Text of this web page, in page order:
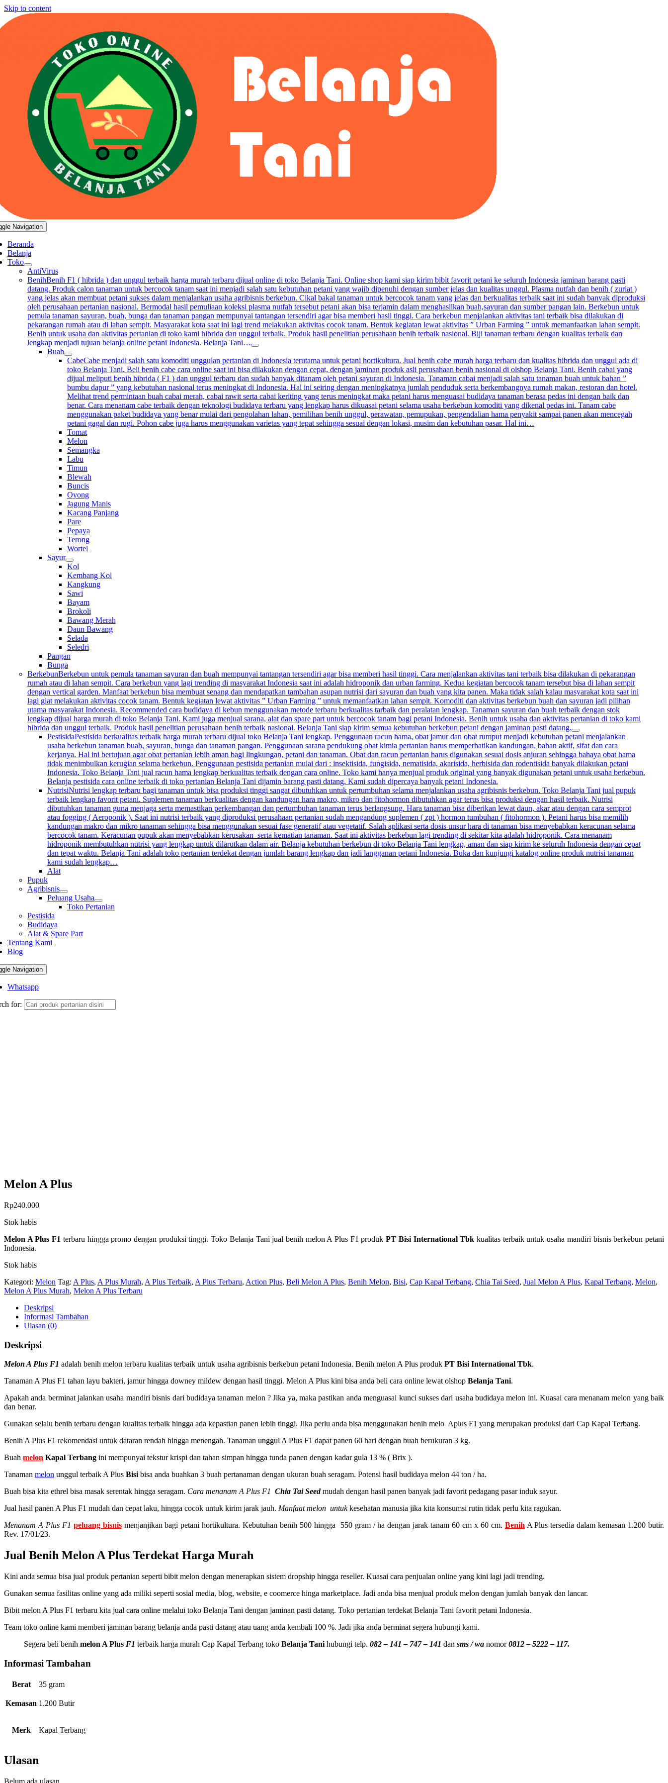
Skip to content
Navigation
Beranda
Belanja
Toko
AntiVirus
BenihBenih F1 ( hibrida ) dan unggul terbaik harga murah terbaru dijual online di toko Belanja Tani. Online shop kami siap kirim bibit favorit petani ke seluruh Indonesia jaminan barang pasti
datang. Produk calon tanaman untuk bercocok tanam saat ini menjadi salah satu kebutuhan petani yang wajib dipenuhi dengan sumber jelas dan kualitas unggul. Plasma nutfah dan benih ( zuriat )
yang jelas akan membuat petani sukses dalam menjalankan usaha agribisnis berkebun. Cikal bakal tanaman untuk bercocok tanam yang jelas dan berkualitas terbaik saat ini sudah banyak diproduksi
oleh perusahaan pertanian nasional. Bermodal hasil pemuliaan koleksi plasma nutfah tersebut petani akan bisa terjamin dalam menghasilkan buah,sayuran dan sumber pangan lain. Berkebun untuk
pemula tanaman sayuran, buah, bunga dan tanaman pangan mempunyai tantangan tersendiri agar bisa memberi hasil tinggi. Cara berkebun menjalankan aktivitas tani terbaik bisa dilakukan di
pekarangan rumah atau di lahan sempit. Masyarakat kota saat ini lagi trend melakukan aktivitas cocok tanam. Bentuk kegiatan lewat aktivitas ” Urban Farming ” untuk memanfaatkan lahan sempit.
Benih untuk usaha dan aktivitas pertanian di toko kami hibrida dan unggul terbaik. Produk hasil penelitian perusahaan benih terbaik nasional. Biji tanaman terbaru dengan kualitas terbaik dan
lengkap menjadi tujuan belanja online petani Indonesia. Belanja Tani…
Buah
CabeCabe menjadi salah satu komoditi unggulan pertanian di Indonesia terutama untuk petani hortikultura. Jual benih cabe murah harga terbaru dan kualitas hibrida dan unggul ada di
toko Belanja Tani. Beli benih cabe cara online saat ini bisa dilakukan dengan cepat, dengan jaminan produk asli perusahaan benih nasional di olshop Belanja Tani. Benih cabai yang
dijual meliputi benih hibrida ( F1 ) dan unggul terbaru dan sudah banyak ditanam oleh petani sayuran di Indonesia. Tanaman cabai menjadi salah satu tanaman buah untuk bahan ”
bumbu dapur ” yang kebutuhan nasional terus meningkat di Indonesia. Hal ini seiring dengan meningkatnya jumlah penduduk serta berkembangnya rumah makan, restoran dan hotel.
Melihat trend permintaan buah cabai merah, cabai rawit serta cabai keriting yang terus meningkat maka petani harus menguasai budidaya tanaman berasa pedas ini dengan baik dan
benar. Cara menanam cabe terbaik dengan teknologi budidaya terbaru yang lengkap harus dikuasai petani selama usaha berkebun komoditi yang dikenal pedas ini. Tanam cabe
menggunakan paket budidaya yang benar mulai dari pengolahan lahan, pemilihan benih unggul, perawatan, pemupukan, pengendalian hama penyakit sampai panen akan mencegah
petani gagal dan rugi. Pohon cabe juga harus menggunakan varietas yang tepat sehingga sesuai dengan lokasi, musim dan kebutuhan pasar. Hal ini…
Tomat
Melon
Semangka
Labu
Timun
Blewah
Buncis
Oyong
Jagung Manis
Kacang Panjang
Pare
Pepaya
Terong
Wortel
Sayur
Kol
Kembang Kol
Kangkung
Sawi
Bayam
Brokoli
Bawang Merah
Daun Bawang
Selada
Seledri
Pangan
Bunga
BerkebunBerkebun untuk pemula tanaman sayuran dan buah mempunyai tantangan tersendiri agar bisa memberi hasil tinggi. Cara menjalankan aktivitas tani terbaik bisa dilakukan di pekarangan
rumah atau di lahan sempit. Cara berkebun yang lagi trending di masyarakat Indonesia saat ini adalah hidroponik dan urban farming. Kedua kegiatan bercocok tanam tersebut bisa di lahan sempit
dengan vertical garden. Manfaat berkebun bisa membuat senang dan mendapatkan tambahan asupan nutrisi dari sayuran dan buah yang kita panen. Maka tidak salah kalau masyarakat kota saat ini
lagi giat melakukan aktivitas cocok tanam. Bentuk kegiatan lewat aktivitas ” Urban Farming ” untuk memanfaatkan lahan sempit. Komoditi dan aktivitas berkebun buah dan sayuran jadi pilihan
utama masyarakat Indonesia. Recommended cara budidaya di kebun menggunakan metode terbaru berkualitas tarbaik dan peralatan lengkap. Tanaman sayuran dan buah terbaik dengan stok
lengkap dijual harga murah di toko Belanja Tani. Kami juga menjual sarana, alat dan spare part untuk bercocok tanam bagi petani Indonesia. Benih untuk usaha dan aktivitas pertanian di toko kami
hibrida dan unggul terbaik. Produk hasil penelitian perusahaan benih terbaik nasional. Belanja Tani siap kirim semua kebutuhan berkebun petani dengan jaminan pasti datang.
PestisidaPestisida berkualitas terbaik harga murah terbaru dijual toko Belanja Tani lengkap. Penggunaan racun hama, obat jamur dan obat rumput menjadi kebutuhan petani menjalankan
usaha berkebun tanaman buah, sayuran, bunga dan tanaman pangan. Penggunaan sarana pendukung obat kimia pertanian harus memperhatikan kandungan, bahan aktif, sifat dan cara
kerjanya. Hal ini bertujuan agar obat pertanian lebih aman bagi lingkungan, petani dan tanaman. Obat dan racun pertanian harus digunakan sesuai dosis anjuran sehingga bahaya obat hama
tidak menimbulkan kerugian selama berkebun. Penggunaan pestisida pertanian mulai dari : insektisida, fungisida, nematisida, akarisida, herbisida dan rodentisida banyak dilakukan petani
Indonesia. Toko Belanja Tani jual racun hama lengkap berkualitas terbaik dengan cara online. Toko kami hanya menjual produk original yang banyak digunakan petani untuk usaha berkebun.
Belanja pestisida cara online terbaik di toko pertanian Belanja Tani dijamin barang pasti datang. Kami sudah dipercaya banyak petani Indonesia.
NutrisiNutrisi lengkap terbaru bagi tanaman untuk bisa produksi tinggi sangat dibutuhkan untuk pertumbuhan selama menjalankan usaha agribisnis berkebun. Toko Belanja Tani jual pupuk
terbaik lengkap favorit petani. Suplemen tanaman berkualitas dengan kandungan hara makro, mikro dan fitohormon dibutuhkan agar terus bisa produksi dengan hasil terbaik. Nutrisi
dibutuhkan tanaman guna menjaga serta memastikan perkembangan dan pertumbuhan tanaman terus berlangsung. Hara tanaman bisa diberikan lewat daun, akar atau dengan cara semprot
atau fogging ( Aeroponik ). Saat ini nutrisi terbaik yang diproduksi perusahaan pertanian sudah mengandung suplemen ( zpt ) hormon tumbuhan ( fitohormon ). Petani harus bisa memilih
kandungan makro dan mikro tanaman sehingga bisa menggunakan sesuai fase generatif atau vegetatif. Salah aplikasi serta dosis unsur hara di tanaman bisa menyebabkan keracunan selama
bercocok tanam. Keracunan pupuk akan menyebabkan kerusakan serta kematian tanaman. Saat ini aktivitas berkebun lagi trending di sekitar kita adalah hidroponik. Cara menanam
hidroponik membutuhkan nutrisi yang lengkap untuk dilarutkan dalam air. Belanja kebutuhan berkebun di toko Belanja Tani lengkap, aman dan siap kirim ke seluruh Indonesia dengan cepat
dan tepat waktu. Belanja Tani adalah toko pertanian terdekat dengan jumlah barang lengkap dan jadi langganan petani Indonesia. Buka dan kunjungi katalog online produk nutrisi tanaman
kami sudah lengkap…
Alat
Pupuk
Agribisnis
Peluang Usaha
Toko Pertanian
Pestisida
Budidaya
Alat & Spare Part
Tentang Kami
Blog
Navigation
Whatsapp
for:
Melon A Plus
Rp240.000
Stok habis
Melon A Plus F1 terbaru hingga promo dengan produksi tinggi. Toko Belanja Tani jual benih melon A Plus F1 produkPT Bisi International Tbk kualitas terbaik untuk usaha mandiri bisnis berkebun petani
Indonesia.
Stok habis
Kategori: Melon Tag: A Plus, A Plus Murah, A Plus Terbaik, A Plus Terbaru, Action Plus, Beli Melon A Plus, Benih Melon, Bisi, Cap Kapal Terbang, Chia Tai Seed, Jual Melon A Plus, Kapal Terbang, Melon,
Melon A Plus Murah, Melon A Plus Terbaru
Deskripsi
Informasi Tambahan
Ulasan (0)
Deskripsi
Melon A Plus F1 adalah benih melon terbaru kualitas terbaik untuk usaha agribisnis berkebun petani Indonesia. Benih melon A Plus produk PT Bisi International Tbk.
Tanaman A Plus F1 tahan layu bakteri, jamur hingga downey mildew dengan hasil tinggi. Melon A Plus kini bisa anda beli cara online lewat olshop Belanja Tani.
Apakah anda berminat jalankan usaha mandiri bisnis dari budidaya tanaman melon ? Jika ya, maka pastikan anda menguasai kunci sukses dari usaha budidaya melon ini. Kuasai cara menanam melon yang baik
dan benar.
Gunakan selalu benih terbaru dengan kualitas terbaik hingga ada kepastian panen lebih tinggi. Jika perlu anda bisa menggunakan benih melo Aplus F1 yang merupakan produksi dari Cap Kapal Terbang.
Benih A Plus F1 rekomendasi untuk dataran rendah hingga menengah. Tanaman unggul A Plus F1 dapat panen 60 hari dengan buah berukuran 3 kg.
Buah melon Kapal Terbang ini mempunyai tekstur krispi dan tahan simpan hingga tunda panen dengan kadar gula 13 % ( Brix ).
Tanaman melon unggul terbaik A Plus Bisi bisa anda buahkan 3 buah pertanaman dengan ukuran buah seragam. Potensi hasil budidaya melon 44 ton / ha.
Buah bisa kita ethrel bisa masak serentak hingga seragam. Cara menanam A Plus F1 Chia Tai Seedmudah dengan hasil panen banyak jadi favorit pedagang pasar induk sayur.
Jual hasil panen A Plus F1 mudah dan cepat laku, hingga cocok untuk kirim jarak jauh. Manfaat melon untukkesehatan manusia jika kita konsumsi rutin tidak perlu kita ragukan.
Menanam A Plus F1 peluang bisnismenjanjikan bagi petani hortikultura. Kebutuhan benih 500 hingga 550 gram / ha dengan jarak tanam 60 cm x 60 cm. Benih A Plus tersedia dalam kemasan 1.200 butir.
Rev. 17/01/23.
Jual Benih Melon A Plus Terdekat Harga Murah
Kini anda semua bisa jual produk pertanian seperti bibit melon dengan menerapkan sistem dropship hingga reseller. Kuasai cara penjualan online yang kini lagi jadi trending.
Gunakan semua fasilitas online yang ada miliki seperti sosial media, blog, website, e coomerce hinga marketplace. Jadi anda bisa menjual produk melon dengan jumlah banyak dan lancar.
Bibit melon A Plus F1 terbaru kita jual cara online melalui toko Belanja Tani dengan jaminan pasti datang. Toko pertanian terdekat Belanja Tani favorit petani Indonesia.
Team toko online kami memberi jaminan barang belanja anda pasti datang atau uang anda kembali 100 %. Jadi jika anda berminat segera hubungi kami.
Segera beli benih melon A Plus F1 terbaik harga murah Cap Kapal Terbang toko Belanja Tani hubungi telp. 082 – 141 – 747 – 141 dan sms / wa nomor0812 – 5222 – 117.
Informasi Tambahan
Berat 35 gram
Kemasan 1.200 Butir
Merk Kapal Terbang
Ulasan